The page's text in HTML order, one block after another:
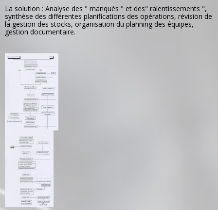
La solution : Analyse des " manqués " et des" ralentissements ",
synthèse des différentes planifications des opérations, révision de
la gestion des stocks, organisation du planning des équipes,
gestion documentaire.